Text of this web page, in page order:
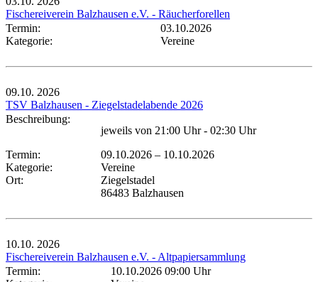
Fischereiverein Balzhausen e.V. - Räucherforellen
Termin:
03.10.2026
Kategorie:
Vereine
09.10. 2026
TSV Balzhausen - Ziegelstadelabende 2026
Beschreibung:
jeweils von 21:00 Uhr - 02:30 Uhr
Termin:
09.10.2026 – 10.10.2026
Kategorie:
Vereine
Ort:
Ziegelstadel
86483 Balzhausen
10.10. 2026
Fischereiverein Balzhausen e.V. - Altpapiersammlung
Termin:
10.10.2026 09:00 Uhr